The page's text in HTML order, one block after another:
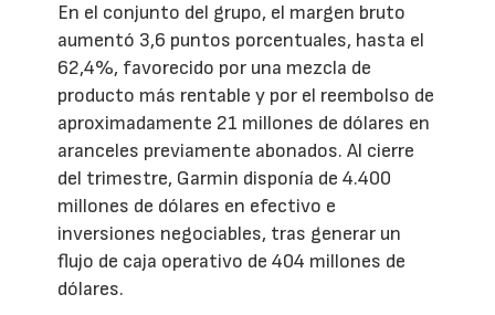
En el conjunto del grupo, el margen bruto
aumentó 3,6 puntos porcentuales, hasta el
62,4%, favorecido por una mezcla de
producto más rentable y por el reembolso de
aproximadamente 21 millones de dólares en
aranceles previamente abonados. Al cierre
del trimestre, Garmin disponía de 4.400
millones de dólares en efectivo e
inversiones negociables, tras generar un
flujo de caja operativo de 404 millones de
dólares.